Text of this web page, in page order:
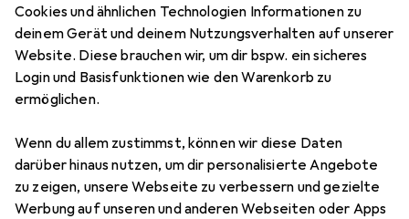
Cookies und ähnlichen Technologien Informationen zu
deinem Gerät und deinem Nutzungsverhalten auf unserer
Website. Diese brauchen wir, um dir bspw. ein sicheres
Login und Basisfunktionen wie den Warenkorb zu
ermöglichen.
Wenn du allem zustimmst, können wir diese Daten
darüber hinaus nutzen, um dir personalisierte Angebote
zu zeigen, unsere Webseite zu verbessern und gezielte
Werbung auf unseren und anderen Webseiten oder Apps
6 Bilder
PergamonTeppich Modern Trendline
Karo
180 x 270 cm
Preis in EUR inkl. MwSt.
EUR
109,90